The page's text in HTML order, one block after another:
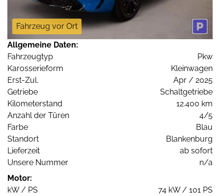
Fahrzeug vor Ort
Allgemeine Daten:
Fahrzeugtyp
Pkw
Karosserieform
Kleinwagen
Erst-Zul.
Apr / 2025
Getriebe
Schaltgetriebe
Kilometerstand
12.400 km
Anzahl der Türen
4/5
Farbe
Blau
Standort
Blankenburg
Lieferzeit
ab sofort
Unsere Nummer
n/a
Motor:
kW / PS
74 kW / 101 PS